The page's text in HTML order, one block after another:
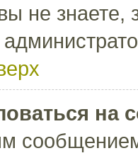
не знаете,
на